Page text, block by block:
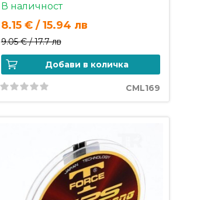
В наличност
8.15 € / 15.94 лв
9.05 € /17.7 лв
Добави в количка
CML169